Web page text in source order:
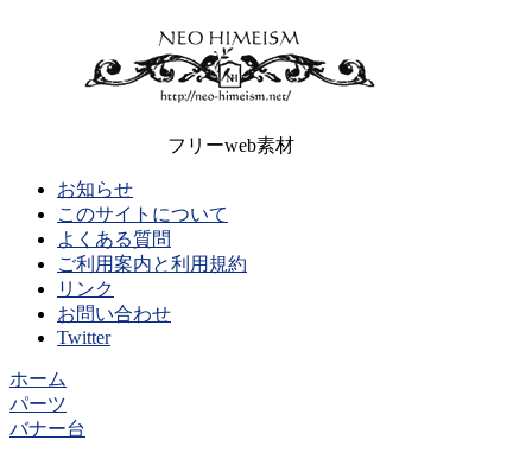
フリーweb素材
お知らせ
このサイトについて
よくある質問
ご利用案内と利用規約
リンク
お問い合わせ
Twitter
ホーム
パーツ
バナー台